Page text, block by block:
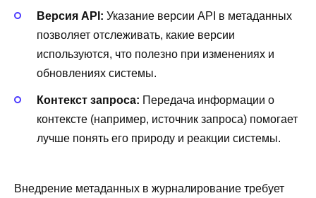
Версия API: Указание версии API в метаданных
позволяет отслеживать, какие версии
используются, что полезно при изменениях и
обновлениях системы.
Контекст запроса: Передача информации о
контексте (например, источник запроса) помогает
лучше понять его природу и реакции системы.
Внедрение метаданных в журналирование требует